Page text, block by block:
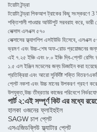
টয়োটা টন্ড্রা
টয়োটা টন্ড্রা পিকআপ ট্রাকের কিছু সংস্করণে
শক্তিশালী পাওয়ার আউটপুট সরবরাহ করে,
লেক্সাস এলএক্স ৫৭০
লেক্সাসের ফ্ল্যাগশিপ এসইউভি হিসেবে,
ভ্রমণ এবং উচ্চ-শেষ অফ-রোড প্রয়োজনের
এই ৭.২৫ ইঞ্চি এবং ৮.০ ইঞ্চি দ্বি-প্লেট
১.৫ এল ইঞ্জিন মডেলের জন্য ডিজাইন করা
প্রতিক্রিয়া এবং আরো সুনির্দিষ্ট শক্তি
প্লেট নকশা এবং উচ্চ মানের উপকরণ গ্রহণ
উপযুক্ত,উচ্চ তীব্রতার কাজের পরিবেশে
পার্ট ২:এই সম্পূর্ণ কিট এর মধ্যে
হালকা ওজনের ফ্লাইহুইল
SAGW চাপ প্লেট
এসএজিডব্লিউ ফ্ল্যাটার প্লেট